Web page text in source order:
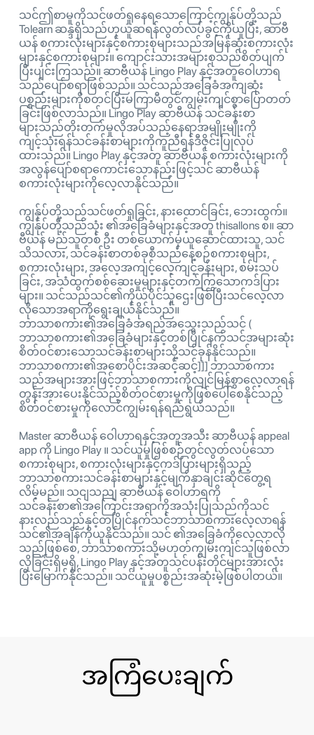
သင်ဤစာမူကိုသင်ဖတ်ရှုနေရသောကြောင့်ကျွန်ုပ်တို့သည်
Tolearn ဆန္ဒရှိသည်ဟုယူဆရန်လွတ်လပ်ခွင့်ကိုယူပြီး, ဆာဗီ
ယန် စကားလုံးများနှင့်စကားစုများသည်အမြန်ဆုံးစကားလုံး
များနှင့်စကားစုများ။ ကျောင်းသားအများစုသည်စိတ်ပျက်
ပြီးပျင်းကြသည်။ ဆာဗီယန် Lingo Play နှင့်အတူဝေါဟာရ
သည်ပျော်စရာဖြစ်သည်။ သင်သည်အခြေခံအကျဆုံး
ပစ္စည်းများကိုစတင်ပြီးမကြာမီတွင်ကျွမ်းကျင်စွာပြောတတ်
ခြင်းဖြစ်လာသည်။ Lingo Play ဆာဗီယန် သင်ခန်းစာ
များသည်တိုးတက်မှုလိုအပ်သည့်နေရာအမျိုးမျိုးကို
ကျင့်သုံးရန်သင်ခန်းစာများကိုကူညီရန်ဒီဇိုင်းပြုလုပ်
ထားသည်။ Lingo Play နှင့်အတူ ဆာဗီယန် စကားလုံးများကို
အလွန်ပျော်စရာကောင်းသောနည်းဖြင့်သင် ဆာဗီယန်
စကားလုံးများကိုလေ့လာနိုင်သည်။
ကျွန်ုပ်တို့သည်သင်ဖတ်ရှုခြင်း, နားထောင်ခြင်း, ဘေးထွက်။
ကျွန်ုပ်တို့သည်သုံး ၏အခြေခံများနှင့်အတူ thisallons စ။ ဆာ
ဗီယန် မည်သူတစ် ဦး တစ်ယောက်မှယူဆောင်ထားသူ, သင်
သိသလား, သင်ခန်းစာတစ်ခုစီသည်နေ့စဉ်စကားစုများ,
စကားလုံးများ, အလေ့အကျင့်လေ့ကျင့်ခန်းများ, စမ်းသပ်
ခြင်း, အသံထွက်စစ်ဆေးမှုများနှင့်တက်ကြွသောကဒ်ပြား
များ။ သင်သည်သင်၏ကိုယ်ပိုင်သူဌေးဖြစ်ပြီးသင်လေ့လာ
လိုသောအရာကိုရွေးချယ်နိုင်သည်။
ဘာသာစကား၏အခြေခံအရည်အသွေးသည်သင် (
ဘာသာစကား၏အခြေခံများနှင့်တစ်ပြိုင်နက်သင်အများဆုံး
စိတ်ဝင်စားသောသင်ခန်းစာများသို့သင်ခုန်နိုင်သည်။
ဘာသာစကား၏အစောပိုင်းအဆင့်ဆင့်]]] ဘာသာစကား
သည်အများအားဖြင့်ဘာသာစကားကိုလျင်မြန်စွာလေ့လာရန်
တွန်းအားပေးနိုင်သည့်စိတ်ဝင်စားမှုကိုဖြစ်ပေါ်စေနိုင်သည့်
စိတ်ဝင်စားမှုကိုလောင်ကျွမ်းရန်ရည်ရွယ်သည်။
Master ဆာဗီယန် ဝေါဟာရနှင့်အတူအသီး ဆာဗီယန် appeal
app ကို Lingo Play ။ သင်ယူမှုဖြစ်စဉ်တွင်လွတ်လပ်သော
စကားစုများ, စကားလုံးများနှင့်ကဒ်ပြားများရှိသည့်
ဘာသာစကားသင်ခန်းစာများနှင့်မျက်နှာချင်းဆိုင်တွေ့ရ
လိမ့်မည်။ သငျသညျ ဆာဗီယန် ဝေါဟာရကို
သင်ခန်းစာ၏အကြောင်းအရာကိုအသုံးပြုသည်ကိုသင်
နားလည်သည်နှင့်တပြိုင်နက်သင်ဘာသာစကားလေ့လာရန်
သင်၏အချိန်ကိုယူနိုင်သည်။ သင် ၏အခြေခံကိုလေ့လာလို
သည်ဖြစ်စေ, ဘာသာစကားသို့မဟုတ်ကျွမ်းကျင်သူဖြစ်လာ
လိုခြင်းရှိမရှိ, Lingo Play နှင့်အတူသင်ပန်းတိုင်များအားလုံး
ပြီးမြောက်နိုင်သည်။ သင်ယူမှုပစ္စည်းအဆုံးမဲ့ဖြစ်ပါတယ်။
အကြံပေးချက်